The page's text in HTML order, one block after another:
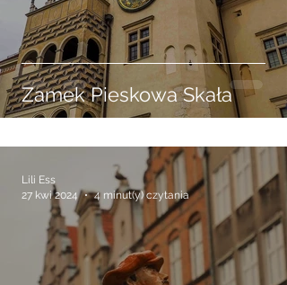
Zamek Pieskowa Skała
Lili Ess
27 kwi 2024
4 minut(y) czytania